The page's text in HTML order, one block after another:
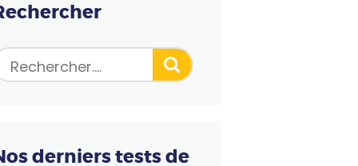
derniers tests de